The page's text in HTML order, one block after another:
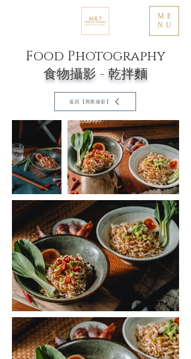
ME
NU
Food Photography
​食物攝影 - 乾拌麵
返回【商業攝影】